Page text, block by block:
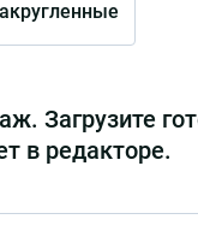
Загрузите
в редакторе.